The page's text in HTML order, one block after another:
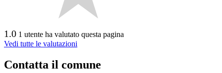
1.0 1 utente ha valutato questa pagina
Vedi tutte le valutazioni
Contatta il comune